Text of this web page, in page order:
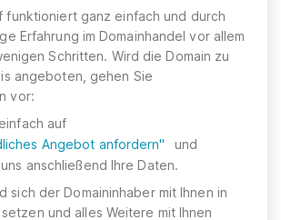
funktioniert ganz einfach und durch
Erfahrung im Domainhandel vor allem
Schritten. Wird die Domain zu
angeboten, gehen Sie
vor:
auf
Angebot anfordern"
und
anschließend Ihre Daten.
sich der Domaininhaber mit Ihnen in
und alles Weitere mit Ihnen